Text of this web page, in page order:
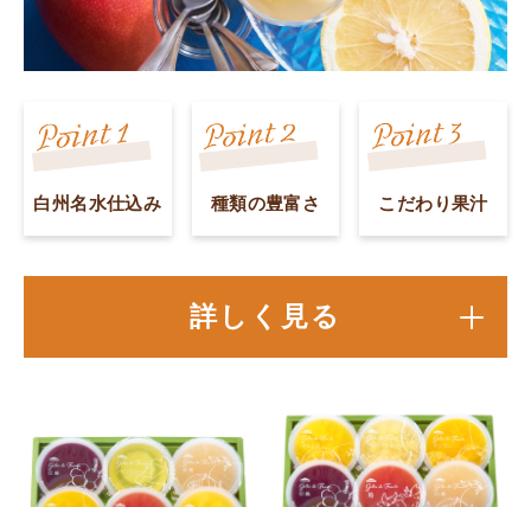
白州名水仕込み 種類の豊富さ こだわり果汁
詳しく見る